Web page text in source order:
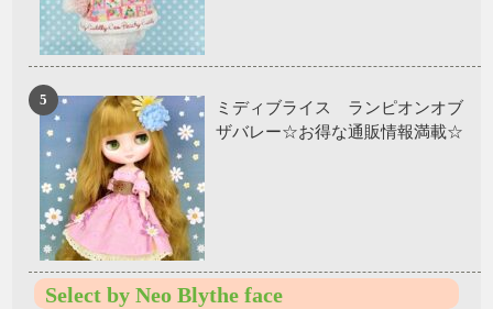
ミディブライス ランピオンオブ
ザバレー☆お得な通販情報満載☆
Select by Neo Blythe face